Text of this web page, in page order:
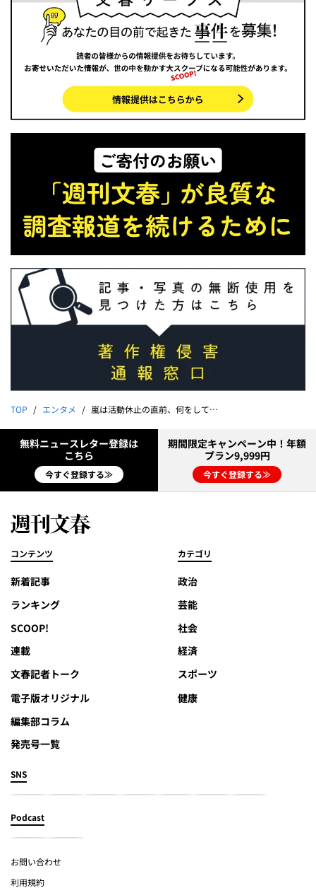
TOP エンタメ 嵐は活動休止の直前、何をしていたか？ 週刊文春が報じた「大野智の沖縄生活」「櫻井翔の“婚前旅行”」「松本潤“仕事セーブ”の理由」
無料ニュースレター登録は
こちら
今すぐ登録する≫
期間限定キャンペーン中！年額
プラン9,999円
今すぐ登録する≫
コンテンツ
新着記事
ランキング
SCOOP!
連載
文春記者トーク
電子版オリジナル
編集部コラム
発売号一覧
カテゴリ
政治
芸能
社会
経済
スポーツ
健康
SNS
Podcast
お問い合わせ
利用規約